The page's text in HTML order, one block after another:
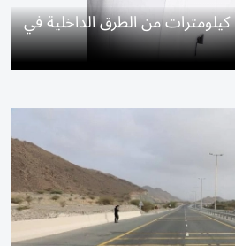
«طرق الشارقة» تنجز 5 كيلومترات من الطرق الداخلية في